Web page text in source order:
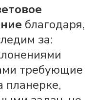
благодаря,
за:
требующие
планерке,